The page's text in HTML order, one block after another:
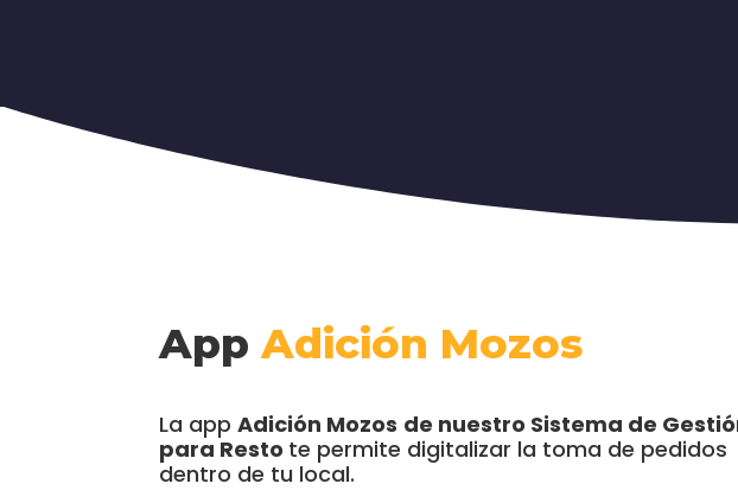
AppAdición Mozos
La appAdición Mozos de nuestro Sistema de
para Resto te permite digitalizar la toma de pedidos
dentro de tu local.